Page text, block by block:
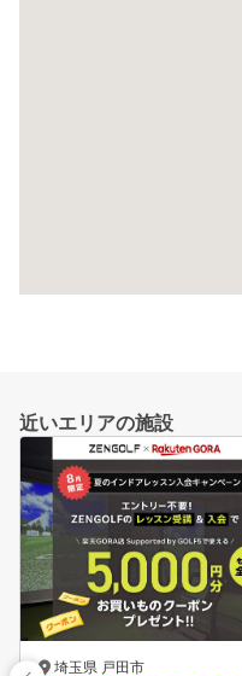
近いエリアの施設
埼玉県 戸田市